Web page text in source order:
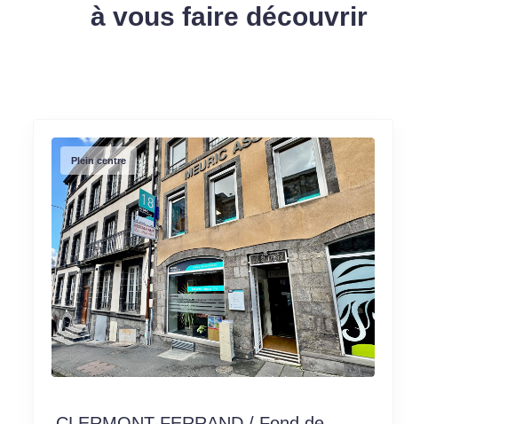
à vous faire découvrir
Plein centre